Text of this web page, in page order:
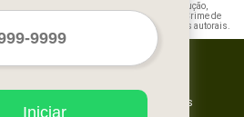
" é de direito reservado. Sua reprodução,
é proibida sem a autorização do autor. Crime de
Código Penal –
Lei 9610/98 - Lei de direitos autorais.
110
Serviços
Iniciar